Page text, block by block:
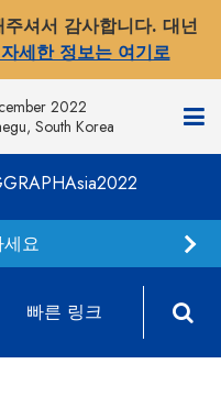
셔서 감사합니다. 대넌
세한 정보는 여기로
요
빠른 링크
2022
South Korea